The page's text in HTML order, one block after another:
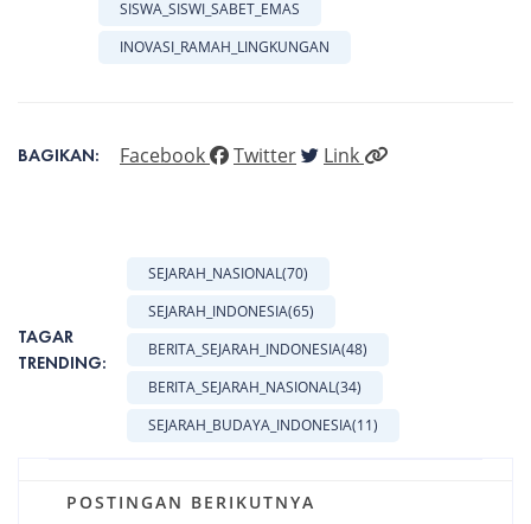
SISWA_SISWI_SABET_EMAS
INOVASI_RAMAH_LINGKUNGAN
BAGIKAN: Facebook Twitter Link
TAGAR
TRENDING:
SEJARAH_NASIONAL(70)
SEJARAH_INDONESIA(65)
BERITA_SEJARAH_INDONESIA(48)
BERITA_SEJARAH_NASIONAL(34)
SEJARAH_BUDAYA_INDONESIA(11)
POSTINGAN BERIKUTNYA